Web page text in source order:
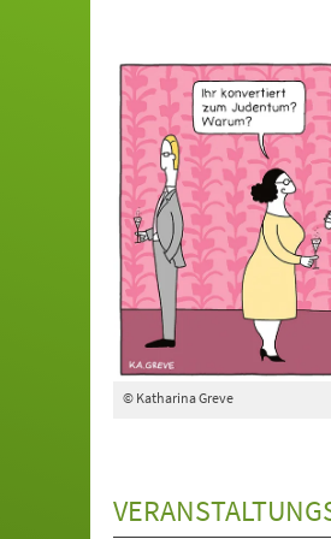
© Katharina Greve